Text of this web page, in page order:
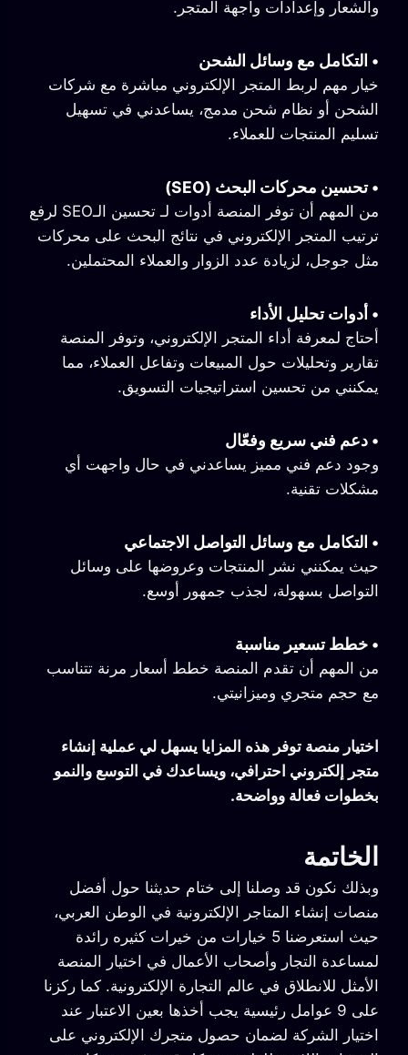
والشعار وإعدادات واجهة المتجر.
• التكامل مع وسائل الشحن
خيار مهم لربط المتجر الإلكتروني مباشرة مع شركات
الشحن أو نظام شحن مدمج، يساعدني في تسهيل
تسليم المنتجات للعملاء.
•تحسين محركات البحث (SEO)
من المهم أن توفر المنصة أدوات لـ تحسين الـSEO لرفع
ترتيب المتجر الإلكتروني في نتائج البحث على محركات
مثل جوجل، لزيادة عدد الزوار والعملاء المحتملين.
• أدوات تحليل الأداء
أحتاج لمعرفة أداء المتجر الإلكتروني، وتوفر المنصة
تقارير وتحليلات حول المبيعات وتفاعل العملاء، مما
يمكنني من تحسين استراتيجيات التسويق.
• دعم فني سريع وفعّال
وجود دعم فني مميز يساعدني في حال واجهت أي
مشكلات تقنية.
• التكامل مع وسائل التواصل الاجتماعي
حيث يمكنني نشر المنتجات وعروضها على وسائل
التواصل بسهولة، لجذب جمهور أوسع.
• خطط تسعير مناسبة
من المهم أن تقدم المنصة خطط أسعار مرنة تتناسب
مع حجم متجري وميزانيتي.
اختيار منصة توفر هذه المزايا يسهل لي عملية إنشاء
متجر إلكتروني احترافي، ويساعدك في التوسع والنمو
بخطوات فعالة وواضحة.
الخاتمة
وبذلك نكون قد وصلنا إلى ختام حديثنا حول أفضل
منصات إنشاء المتاجر الإلكترونية في الوطن العربي،
حيث استعرضنا 5 خيارات من خيرات كثيره رائدة
لمساعدة التجار وأصحاب الأعمال في اختيار المنصة
الأمثل للانطلاق في عالم التجارة الإلكترونية. كما ركزنا
على 9 عوامل رئيسية يجب أخذها بعين الاعتبار عند
اختيار الشركة لضمان حصول متجرك الإلكتروني على